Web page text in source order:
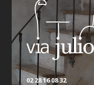
02 28 16 08 32